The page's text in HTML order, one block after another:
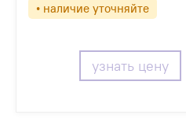
• наличие уточняйте
узнать цену